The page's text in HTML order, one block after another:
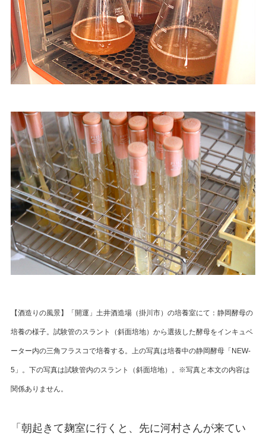
【酒造りの風景】「開運」土井酒造場（掛川市）の培養室にて：静岡酵母の
培養の様子。試験管のスラント（斜面培地）から選抜した酵母をインキュベ
ーター内の三角フラスコで培養する。上の写真は培養中の静岡酵母「NEW-
5」。下の写真は試験管内のスラント（斜面培地）。※写真と本文の内容は
関係ありません。
「朝起きて麹室に行くと、先に河村さんが来てい